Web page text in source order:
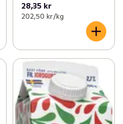
28,35 kr
202,50 kr /kg